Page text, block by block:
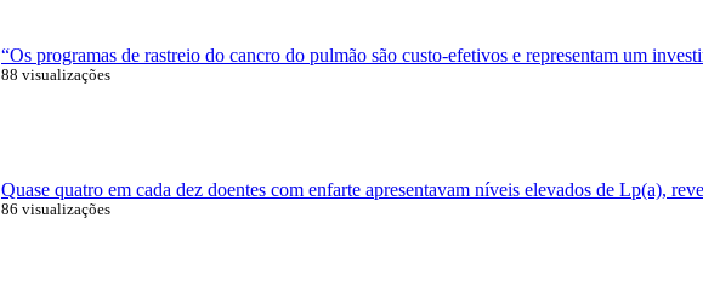
“Os programas de rastreio do cancro do pulmão são custo-efetivos e representam um
88 visualizações
Quase quatro em cada dez doentes com enfarte apresentavam níveis elevados de Lp(a),
86 visualizações